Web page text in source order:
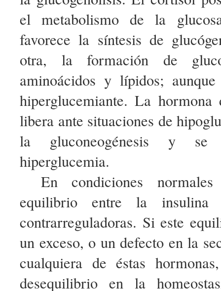
el metabolismo de la
favorece la síntesis de
otra, la formación de
aminoácidos y lípidos;
hiperglucemiante. La
libera ante situaciones de
la gluconeogénesis y
hiperglucemia.
En condiciones
equilibrio entre la insulina
contrarreguladoras. Si este
un exceso, o un defecto en la
cualquiera de éstas
desequilibrio en la